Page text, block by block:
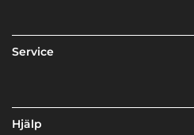
Service
Hjälp